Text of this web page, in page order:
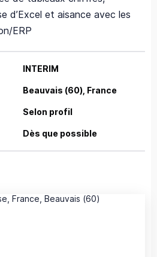
d’Excel et aisance avec les
ERP
INTERIM
Beauvais (60), France
Selon profil
Dès que possible